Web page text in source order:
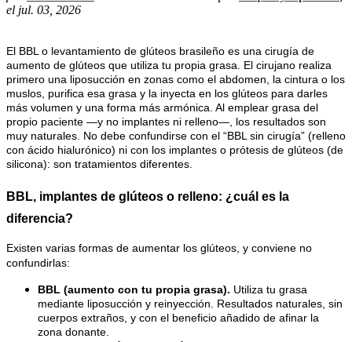
el jul. 03, 2026
El BBL o levantamiento de glúteos brasileño es una cirugía de
aumento de glúteos que utiliza tu propia grasa. El cirujano realiza
primero una liposucción en zonas como el abdomen, la cintura o los
muslos, purifica esa grasa y la inyecta en los glúteos para darles
más volumen y una forma más armónica. Al emplear grasa del
propio paciente —y no implantes ni relleno—, los resultados son
muy naturales. No debe confundirse con el “BBL sin cirugía” (relleno
con ácido hialurónico) ni con los implantes o prótesis de glúteos (de
silicona): son tratamientos diferentes.
BBL, implantes de glúteos o relleno: ¿cuál es la
diferencia?
Existen varias formas de aumentar los glúteos, y conviene no
confundirlas:
BBL (aumento con tu propia grasa). Utiliza tu grasa
mediante liposucción y reinyección. Resultados naturales, sin
cuerpos extraños, y con el beneficio añadido de afinar la
zona donante.